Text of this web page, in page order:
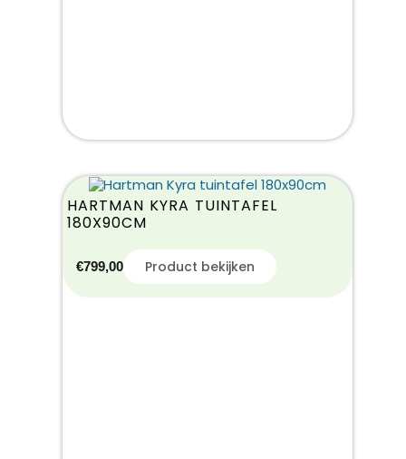
HARTMAN KYRA TUINTAFEL
180X90CM
€799,00 Product bekijken